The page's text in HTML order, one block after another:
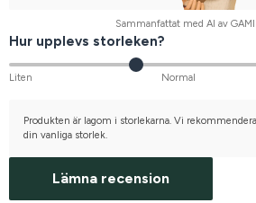
Sammanfattat med AI av
Hur upplevs storleken?
Liten Normal
Produkten är lagom i storlekarna. Vi
din vanliga storlek.
Lämna recension